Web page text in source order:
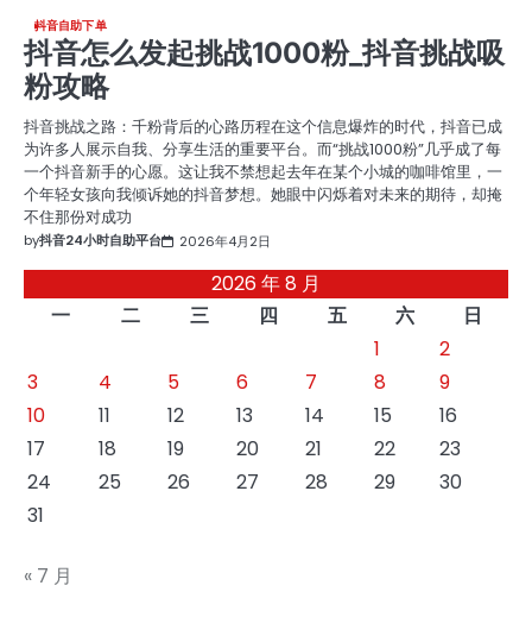
抖音自助下单
抖音怎么发起挑战1000粉_抖音挑战吸
粉攻略
抖音挑战之路：千粉背后的心路历程在这个信息爆炸的时代，抖音已成
为许多人展示自我、分享生活的重要平台。而“挑战1000粉”几乎成了每
一个抖音新手的心愿。这让我不禁想起去年在某个小城的咖啡馆里，一
个年轻女孩向我倾诉她的抖音梦想。她眼中闪烁着对未来的期待，却掩
不住那份对成功
by抖音24小时自助平台 2026年4月2日
2026 年 8 月
一
二 三 四 五 六
日
1
2
3
4 5 6 7 8
9
10
11 12 13 14 15
16
17
18 19 20 21 22
23
24
25 26 27 28 29
30
31
« 7 月